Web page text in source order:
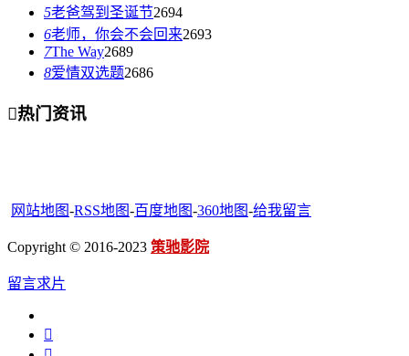
5老爸驾到圣诞节2694
6老师，你会不会回来2693
7The Way2689
8爱情双选题2686
热门资讯
网站地图-RSS地图-百度地图-360地图-给我留言
Copyright © 2016-2023 策驰影院
留言求片
